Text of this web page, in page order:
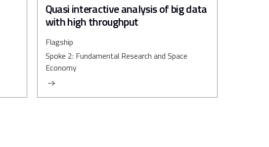
Quasi interactive analysis of big data
with high throughput
Flagship
Spoke 2: Fundamental Research and Space
Economy